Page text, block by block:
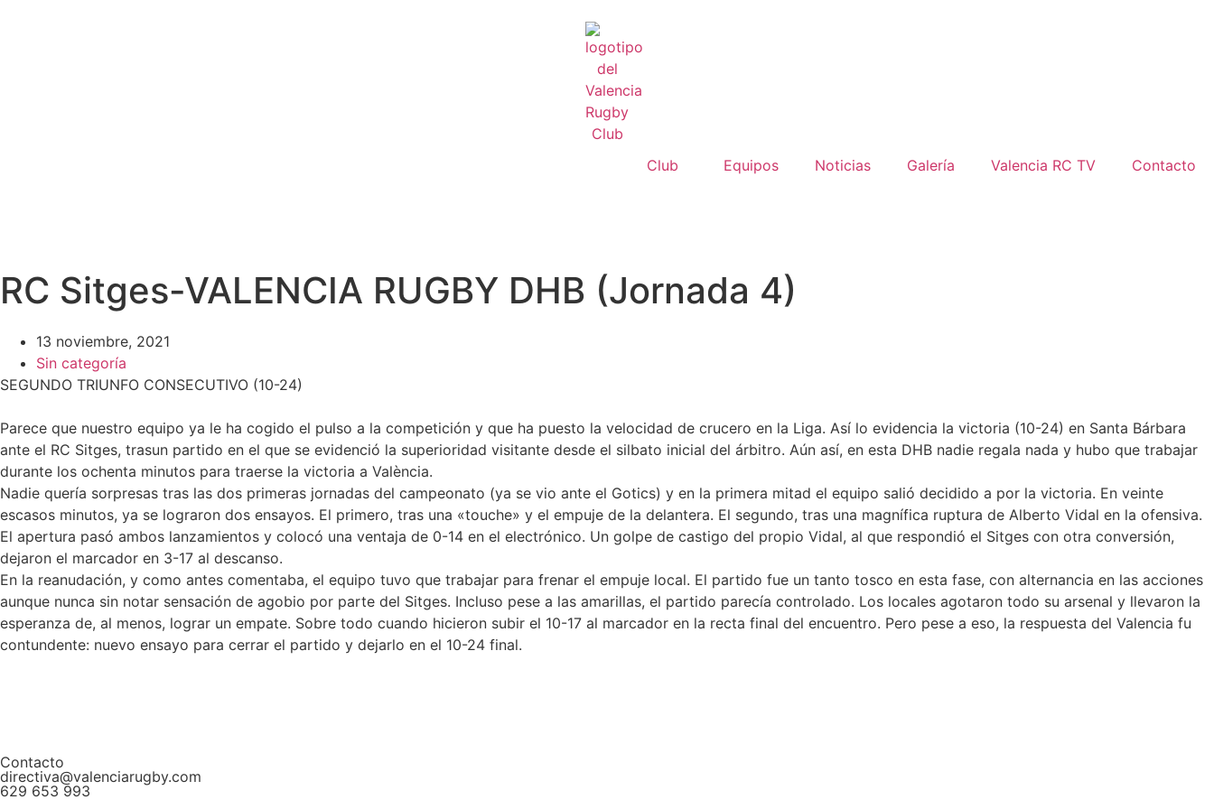
Club Equipos Noticias Galería Valencia RC TV Contacto
RC Sitges-VALENCIA RUGBY DHB (Jornada 4)
13 noviembre, 2021
Sin categoría
SEGUNDO TRIUNFO CONSECUTIVO (10-24)
Parece que nuestro equipo ya le ha cogido el pulso a la competición y que ha puesto la velocidad de crucero en la Liga. Así lo evidencia la victoria (10-24) en Santa Bárbara
ante el RC Sitges, trasun partido en el que se evidenció la superioridad visitante desde el silbato inicial del árbitro. Aún así, en esta DHB nadie regala nada y hubo que trabajar
durante los ochenta minutos para traerse la victoria a València.
Nadie quería sorpresas tras las dos primeras jornadas del campeonato (ya se vio ante el Gotics) y en la primera mitad el equipo salió decidido a por la victoria. En veinte
escasos minutos, ya se lograron dos ensayos. El primero, tras una «touche» y el empuje de la delantera. El segundo, tras una magnífica ruptura de Alberto Vidal en la ofensiva.
El apertura pasó ambos lanzamientos y colocó una ventaja de 0-14 en el electrónico. Un golpe de castigo del propio Vidal, al que respondió el Sitges con otra conversión,
dejaron el marcador en 3-17 al descanso.
En la reanudación, y como antes comentaba, el equipo tuvo que trabajar para frenar el empuje local. El partido fue un tanto tosco en esta fase, con alternancia en las acciones
aunque nunca sin notar sensación de agobio por parte del Sitges. Incluso pese a las amarillas, el partido parecía controlado. Los locales agotaron todo su arsenal y llevaron la
esperanza de, al menos, lograr un empate. Sobre todo cuando hicieron subir el 10-17 al marcador en la recta final del encuentro. Pero pese a eso, la respuesta del Valencia fu
contundente: nuevo ensayo para cerrar el partido y dejarlo en el 10-24 final.
Contacto
directiva@valenciarugby.com
629 653 993